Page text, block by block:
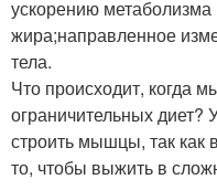
ускорению
жира;направленное
тела.
Что происходит, когда
ограничительных диет?
строить мышцы, так как
то, чтобы выжить в